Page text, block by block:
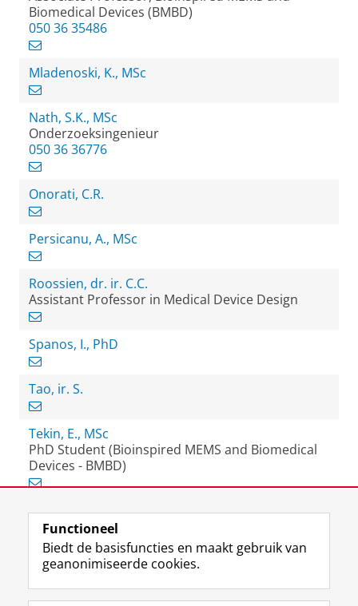
Biomedical Devices (BMBD)
050 36 35486
Mladenoski, K., MSc
Nath, S.K., MSc
Onderzoeksingenieur
050 36 36776
Onorati, C.R.
Persicanu, A., MSc
Roossien, dr. ir. C.C.
Assistant Professor in Medical Device Design
Spanos, I., PhD
Tao, ir. S.
Tekin, E., MSc
PhD Student (Bioinspired MEMS and Biomedical
Devices - BMBD)
View this page in:English
Volg de RUG
F
L
R I
Y
Functioneel
Biedt de basisfuncties en maakt gebruik van
geanonimiseerde cookies.